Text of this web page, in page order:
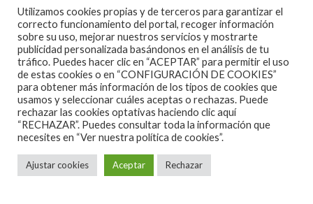
«Is It Any Wonder?»?, un corte de cuerpo y alma
inspiradas en el disco del ‘perro’ de Alice In Chains.
«Is It Me?» quizás remita en algún momento en el riff
a Mudhoney, Mother Love Bone o Monster Magnet,
¡qué más da!, aquí seguimos rememorando todo lo
bueno que nos enamoró de los 90’s en el Planeta
Seattle con otro estribillo jodidamente memorable y
una ejecución instrumental clara y precisa. El último
Utilizamos cookies propias y de terceros para garantizar el
correcto funcionamiento del portal, recoger información
sobre su uso, mejorar nuestros servicios y mostrarte
publicidad personalizada basándonos en el análisis de tu
tráfico. Puedes hacer clic en “ACEPTAR” para permitir el uso
de estas cookies o en “CONFIGURACIÓN DE COOKIES”
para obtener más información de los tipos de cookies que
usamos y seleccionar cuáles aceptas o rechazas. Puede
rechazar las cookies optativas haciendo clic aquí
“RECHAZAR”. Puedes consultar toda la información que
necesites en “Ver nuestra política de cookies”.
Ajustar cookies Aceptar Rechazar